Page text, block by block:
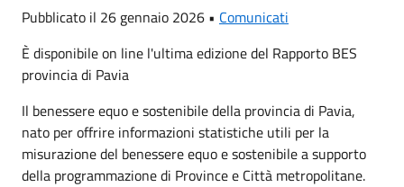
Pubblicato il 26 gennaio 2026 • Comunicati
È disponibile on line l'ultima edizione del Rapporto BES
provincia di Pavia
Il benessere equo e sostenibile della provincia di Pavia,
nato per offrire informazioni statistiche utili per la
misurazione del benessere equo e sostenibile a supporto
della programmazione di Province e Città metropolitane.